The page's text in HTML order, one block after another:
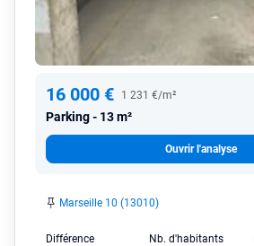
16 000 € 1 231 €/m²
Parking 13 m²
Ouvrir l'analyse
Marseille 10 (13010)
Différence
Nb. d'habitants